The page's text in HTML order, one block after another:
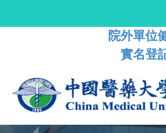
院外單位
實名登